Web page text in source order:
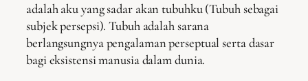
adalah aku yang sadar akan tubuhku (Tubuh sebagai
subjek persepsi). Tubuh adalah sarana
berlangsungnya pengalaman perseptual serta dasar
bagi eksistensi manusia dalam dunia.